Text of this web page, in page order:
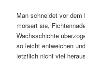
Man schneidet vor dem
mörsert sie,
Wachsschichte
so leicht entweichen
letztlich nicht viel